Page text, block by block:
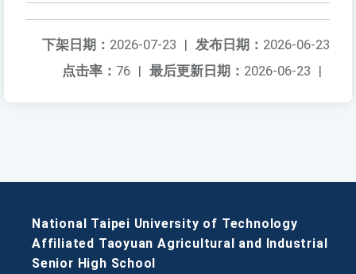
发布日期： 2026-06-23
下架日期： 2026-07-23 |
最后更新日期： 2026-06-23 |
点击率： 76 |
National Taipei University of Technology
Affiliated Taoyuan Agricultural and Industrial
Senior High School